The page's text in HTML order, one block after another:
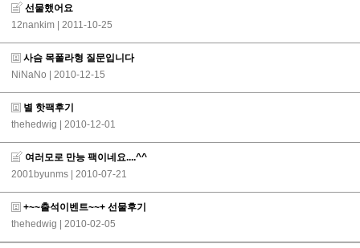
선물했어요
12nankim
| 2011-10-25
사슴 목폴라형 질문입니다
NiNaNo
| 2010-12-15
별 핫팩후기
thehedwig
| 2010-12-01
여러모로 만능 팩이네요....^^
2001byunms
| 2010-07-21
+~~출석이벤트~~+ 선물후기
thehedwig
| 2010-02-05